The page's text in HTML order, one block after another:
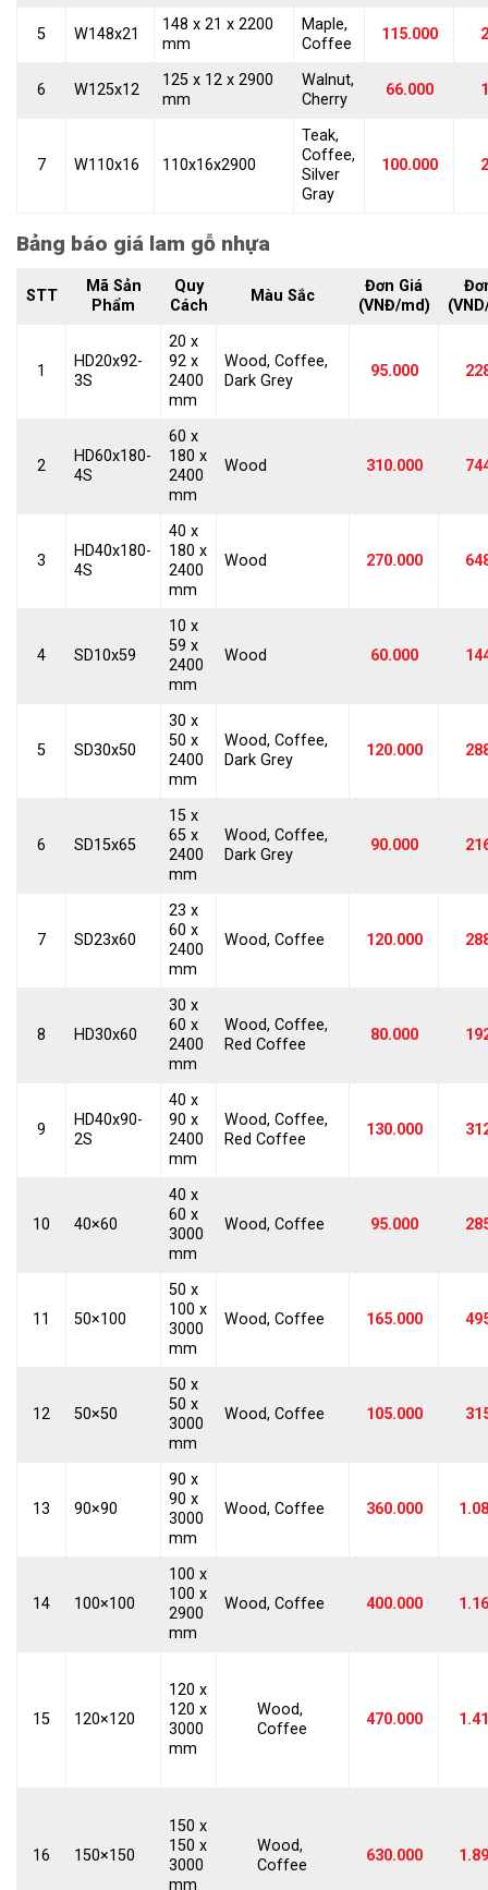
5 W148x21
148 x 21 x 2200
mm
Maple,
Coffee
115.000
6 W125x12
125 x 12 x 2900
mm
Walnut,
Cherry
66.000
7 W110x16 110x16x2900
Teak,
Coffee,
Silver
Gray
100.000
Bảng báo giá lam gỗ nhựa
STT
Mã Sản
Phẩm
Quy
Cách
Màu Sắc
Đơn Giá
(VNĐ/md)
1
HD20x92-
3S
20 x
92 x
2400
mm
Wood, Coffee,
Dark Grey
95.000
2
HD60x180-
4S
60 x
180 x
2400
mm
Wood 310.000
3
HD40x180-
4S
40 x
180 x
2400
mm
Wood 270.000
4 SD10x59
10 x
59 x
2400
mm
Wood 60.000
5 SD30x50
30 x
50 x
2400
mm
Wood, Coffee,
Dark Grey
120.000
6 SD15x65
15 x
65 x
2400
mm
Wood, Coffee,
Dark Grey
90.000
7 SD23x60
23 x
60 x
2400
mm
Wood, Coffee 120.000
8 HD30x60
30 x
60 x
2400
mm
Wood, Coffee,
Red Coffee
80.000
9
HD40x90-
2S
40 x
90 x
2400
mm
Wood, Coffee,
Red Coffee
130.000
10 40×60
40 x
60 x
3000
mm
Wood, Coffee 95.000
11 50×100
50 x
100 x
3000
mm
Wood, Coffee 165.000
12 50×50
50 x
50 x
3000
mm
Wood, Coffee 105.000
13 90×90
90 x
90 x
3000
mm
Wood, Coffee 360.000
14 100×100
100 x
100 x
2900
mm
Wood, Coffee 400.000
15 120×120
120 x
120 x
3000
mm
Wood,
Coffee
470.000
16 150×150
150 x
150 x
3000
mm
Wood,
Coffee
630.000